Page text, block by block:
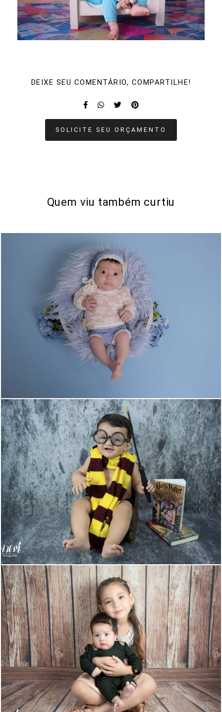
DEIXE SEU COMENTÁRIO, COMPARTILHE!
SOLICITE SEU ORÇAMENTO
Quem viu também curtiu
294 0
752 0
492 0